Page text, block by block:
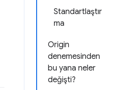
Standartlaştır
ma
Origin
denemesinden
bu yana neler
değişti?